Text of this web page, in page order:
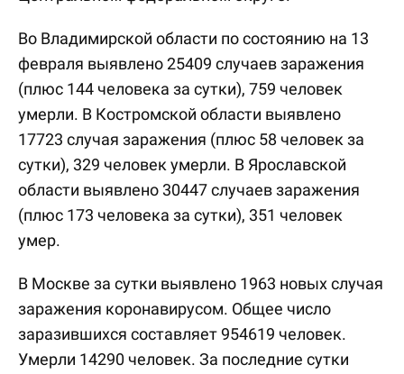
Во Владимирской области по состоянию на 13
февраля выявлено 25409 случаев заражения
(плюс 144 человека за сутки), 759 человек
умерли. В Костромской области выявлено
17723 случая заражения (плюс 58 человек за
сутки), 329 человек умерли. В Ярославской
области выявлено 30447 случаев заражения
(плюс 173 человека за сутки), 351 человек
умер.
В Москве за сутки выявлено 1963 новых случая
заражения коронавирусом. Общее число
заразившихся составляет 954619 человек.
Умерли 14290 человек. За последние сутки